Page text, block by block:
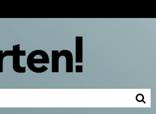
Ingelogd blijven